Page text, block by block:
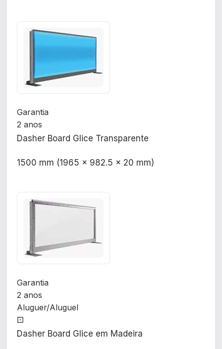
Garantia
2 anos
Dasher Board Glice Transparente
1500 mm (1965 x 982.5 x 20 mm)
Garantia
2 anos
Aluguer/Aluguel
⚀
Dasher Board Glice em Madeira